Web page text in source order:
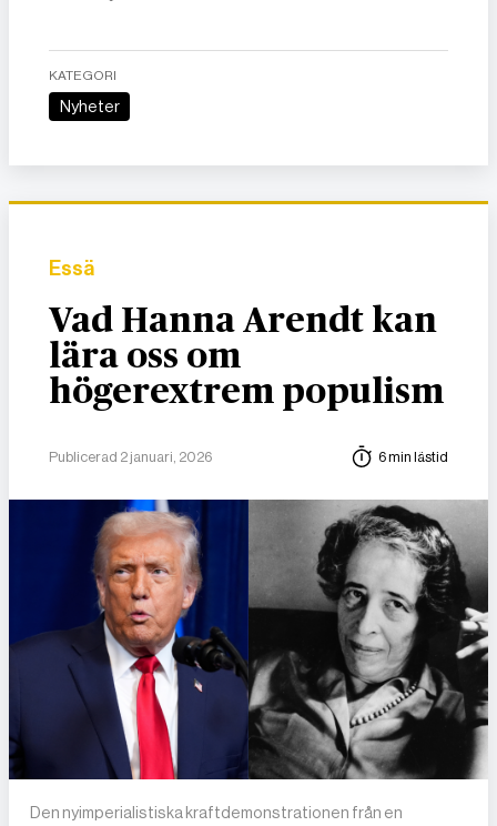
KATEGORI
Nyheter
Essä
Vad Hanna Arendt kan
lära oss om
högerextrem populism
Publicerad 2 januari, 2026 6 min lästid
Den nyimperialistiska kraftdemonstrationen från en